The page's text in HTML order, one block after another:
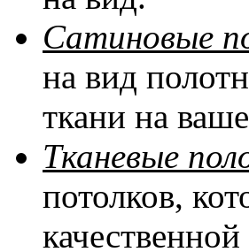
Сатиновые
на вид
ткани на
Тканевые
потолков,